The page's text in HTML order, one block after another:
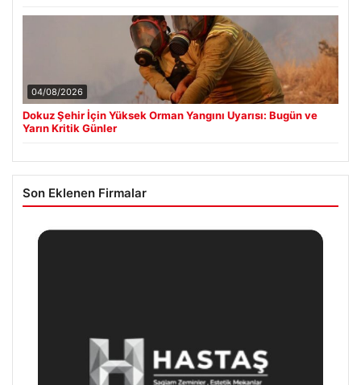
04/08/2026
Dokuz Şehir İçin Yüksek Orman Yangını Uyarısı: Bugün ve
Yarın Kritik Günler
Son Eklenen Firmalar